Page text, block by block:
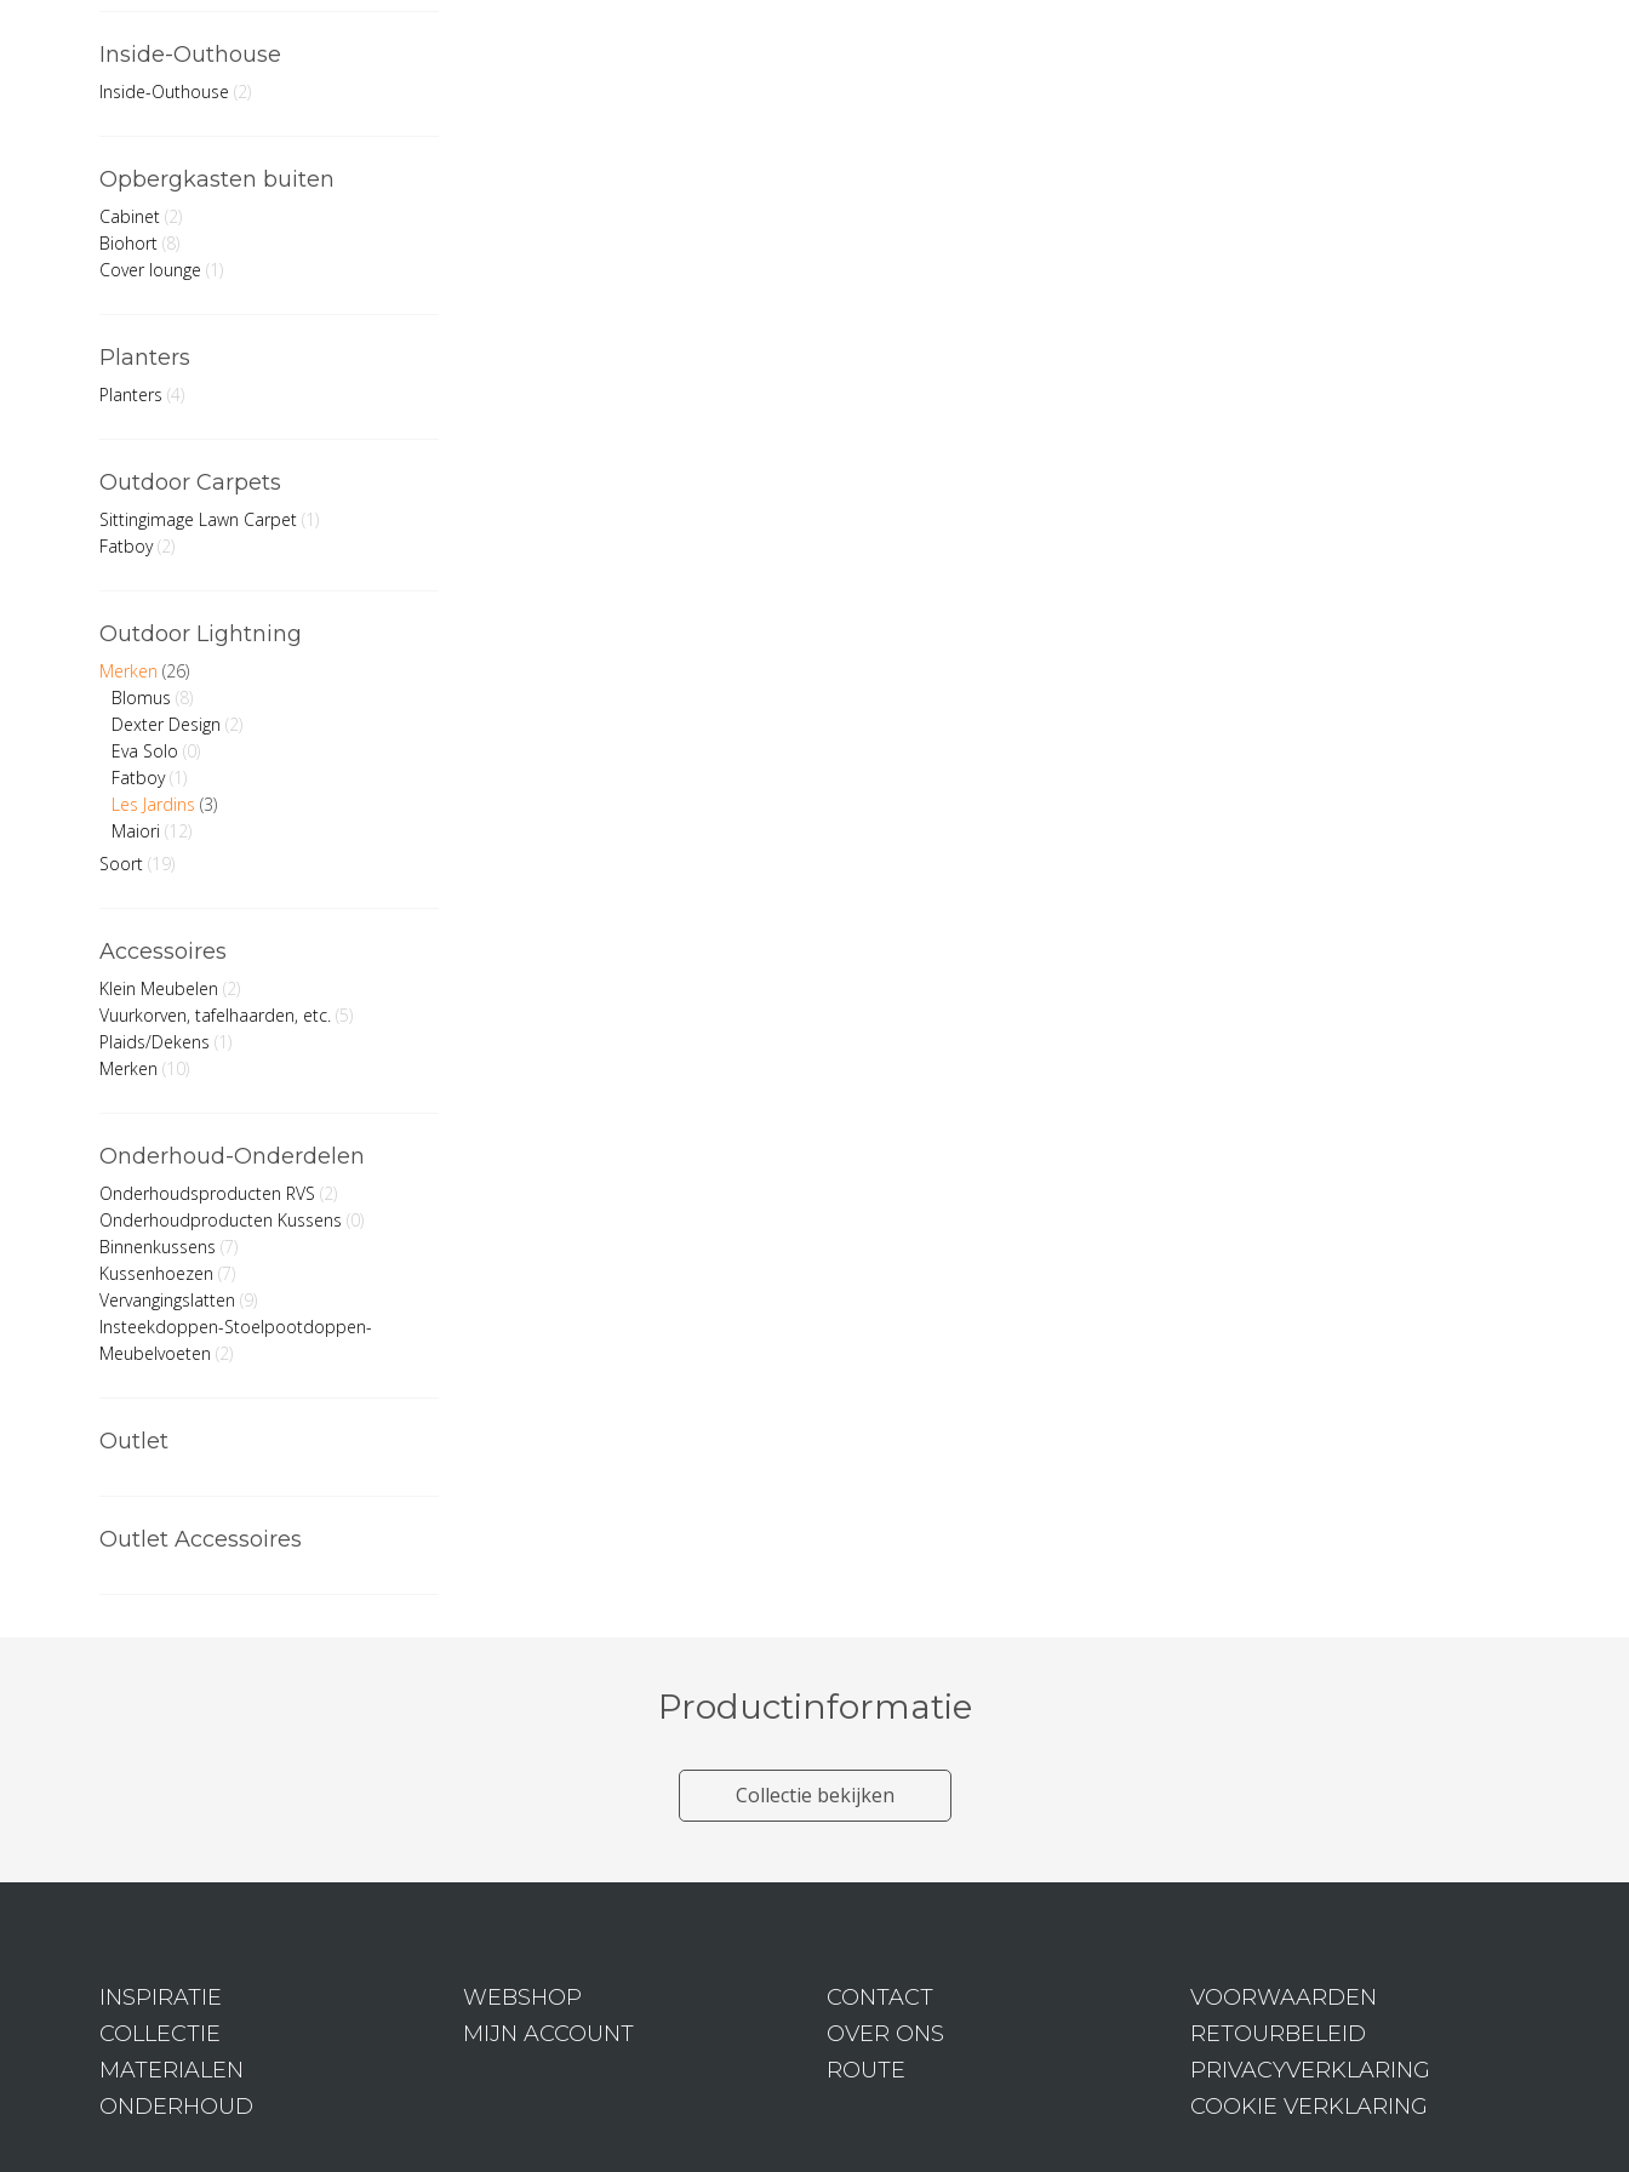
Inside-Outhouse
Inside-Outhouse (2)
Opbergkasten buiten
Cabinet (2)
Biohort (8)
Cover lounge (1)
Planters
Planters (4)
Outdoor Carpets
Sittingimage Lawn Carpet (1)
Fatboy (2)
Outdoor Lightning
Merken (26)
Blomus (8)
Dexter Design (2)
Eva Solo (0)
Fatboy (1)
Les Jardins (3)
Maiori (12)
Soort (19)
Accessoires
Klein Meubelen (2)
Vuurkorven, tafelhaarden, etc. (5)
Plaids/Dekens (1)
Merken (10)
Onderhoud-Onderdelen
Onderhoudsproducten RVS (2)
Onderhoudproducten Kussens (0)
Binnenkussens (7)
Kussenhoezen (7)
Vervangingslatten (9)
Insteekdoppen-Stoelpootdoppen-
Meubelvoeten (2)
Outlet
Outlet Accessoires
Productinformatie
Collectie bekijken
INSPIRATIE
COLLECTIE
MATERIALEN
ONDERHOUD
WEBSHOP
MIJN ACCOUNT
CONTACT
OVER ONS
ROUTE
VOORWAARDEN
RETOURBELEID
PRIVACYVERKLARING
COOKIE VERKLARING